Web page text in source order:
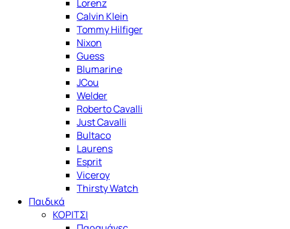
Lorenz
Calvin Klein
Tommy Hilfiger
Nixon
Guess
Blumarine
JCou
Welder
Roberto Cavalli
Just Cavalli
Bultaco
Laurens
Esprit
Viceroy
Thirsty Watch
Παιδικά
ΚΟΡΙΤΣΙ